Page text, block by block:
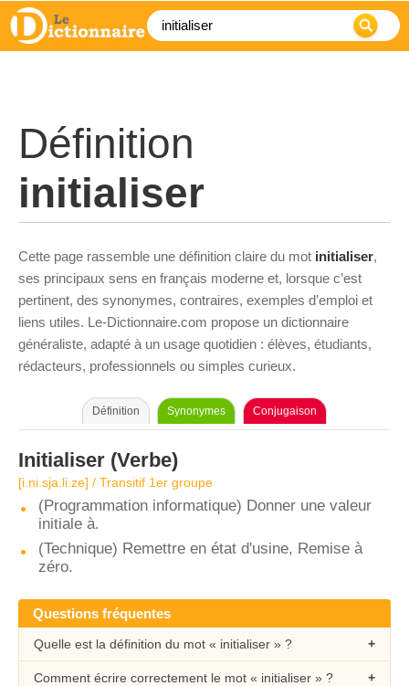
Définition
initialiser
Cette page rassemble une définition claire du mot initialiser,
ses principaux sens en français moderne et, lorsque c’est
pertinent, des synonymes, contraires, exemples d’emploi et
liens utiles. Le-Dictionnaire.com propose un dictionnaire
généraliste, adapté à un usage quotidien : élèves, étudiants,
rédacteurs, professionnels ou simples curieux.
Définition Synonymes Conjugaison
Initialiser (Verbe)
[i.ni.sja.li.ze] / Transitif 1er groupe
(Programmation informatique) Donner une valeur
initiale à.
(Technique) Remettre en état d'usine, Remise à
zéro.
Questions fréquentes
Quelle est la définition du mot « initialiser » ?
Comment écrire correctement le mot « initialiser » ?